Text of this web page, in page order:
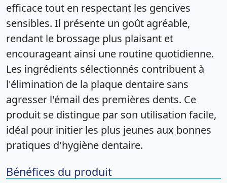
efficace tout en respectant les gencives
sensibles. Il présente un goût agréable,
rendant le brossage plus plaisant et
encourageant ainsi une routine quotidienne.
Les ingrédients sélectionnés contribuent à
l'élimination de la plaque dentaire sans
agresser l'émail des premières dents. Ce
produit se distingue par son utilisation facile,
idéal pour initier les plus jeunes aux bonnes
pratiques d'hygiène dentaire.
Bénéfices du produit